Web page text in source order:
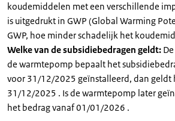
koudemiddelen met een verschillende
is uitgedrukt in GWP (Global Warming
GWP, hoe minder schadelijk het
Welke van de subsidiebedragen geldt:
de warmtepomp bepaalt het
voor 31/12/2025 geïnstalleerd, dan geldt
31/12/2025 . Is de warmtepomp later
het bedrag vanaf 01/01/2026 .